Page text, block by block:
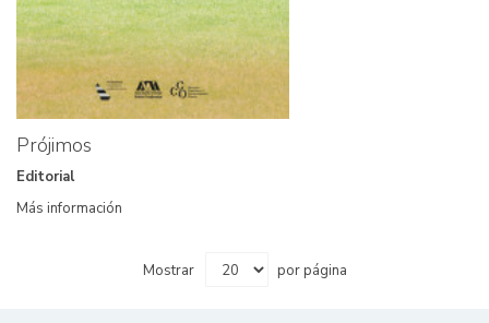
Prójimos
Editorial
Más información
Mostrar por página